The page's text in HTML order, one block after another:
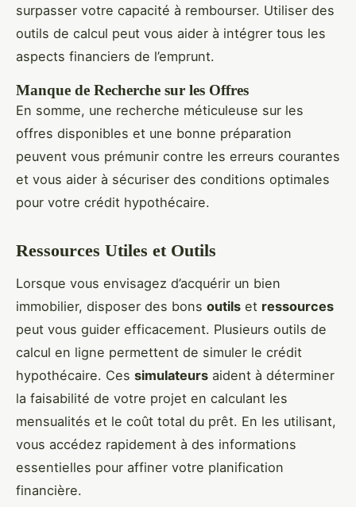
surpasser votre capacité à rembourser. Utiliser des
outils de calcul peut vous aider à intégrer tous les
aspects financiers de l’emprunt.
Manque de Recherche sur les Offres
En somme, une recherche méticuleuse sur les
offres disponibles et une bonne préparation
peuvent vous prémunir contre les erreurs courantes
et vous aider à sécuriser des conditions optimales
pour votre crédit hypothécaire.
Ressources Utiles et Outils
Lorsque vous envisagez d’acquérir un bien
immobilier, disposer des bons outils et ressources
peut vous guider efficacement. Plusieurs outils de
calcul en ligne permettent de simuler le crédit
hypothécaire. Ces simulateurs aident à déterminer
la faisabilité de votre projet en calculant les
mensualités et le coût total du prêt. En les utilisant,
vous accédez rapidement à des informations
essentielles pour affiner votre planification
financière.